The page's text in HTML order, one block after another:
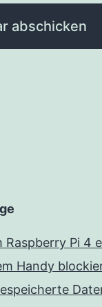
Raspberry Pi 4
Handy